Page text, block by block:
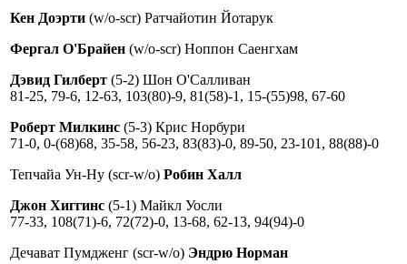
Кен Доэрти (w/o-scr) Ратчайотин Йотарук
Фергал О'Брайен (w/o-scr) Ноппон Саенгхам
Дэвид Гилберт (5-2) Шон О'Салливан
81-25, 79-6, 12-63, 103(80)-9, 81(58)-1, 15-(55)98, 67-60
Роберт Милкинс (5-3) Крис Норбури
71-0, 0-(68)68, 35-58, 56-23, 83(83)-0, 89-50, 23-101, 88(88)-0
Тепчайа Ун-Ну (scr-w/o) Робин Халл
Джон Хиггинс (5-1) Майкл Уосли
77-33, 108(71)-6, 72(72)-0, 13-68, 62-13, 94(94)-0
Дечават Пумдженг (scr-w/o) Эндрю Норман